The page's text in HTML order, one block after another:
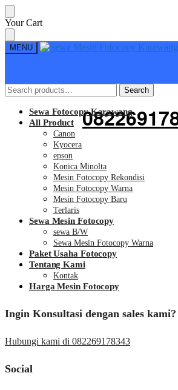
Skip
to
navigation
Skip
to
content
Your Cart
MENU
Search
for:
Search
Search
for:
Search
Sewa Fotocopy Karawang
All Product
Canon
Kyocera
epson
Konica Minolta
Mesin Fotocopy Rekondisi
Mesin Fotocopy Warna
Mesin Fotocopy Baru
Terlaris
Sewa Mesin Fotocopy
sewa B/W
Sewa Mesin Fotocopy Warna
Paket Usaha Fotocopy
Tentang Kami
Kontak
Harga Mesin Fotocopy
Ingin Konsultasi dengan sales kami?
Hubungi kami di 082269178343
Social